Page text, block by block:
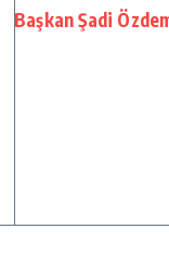
Başkan Şadi